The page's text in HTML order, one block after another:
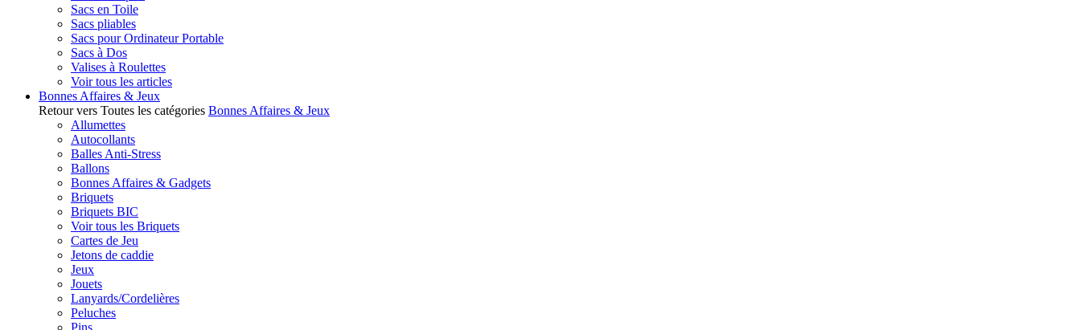
Sacs en Toile
Sacs pliables
Sacs pour Ordinateur Portable
Sacs à Dos
Valises à Roulettes
Voir tous les articles
Bonnes Affaires & Jeux
Retour vers Toutes les catégories Bonnes Affaires & Jeux
Allumettes
Autocollants
Balles Anti-Stress
Ballons
Bonnes Affaires & Gadgets
Briquets
Briquets BIC
Voir tous les Briquets
Cartes de Jeu
Jetons de caddie
Jeux
Jouets
Lanyards/Cordelières
Peluches
Pins